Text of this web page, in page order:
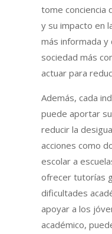
tome conciencia
y su impacto en
más informada y
sociedad más
actuar para
Además, cada
puede aportar
reducir la
acciones como
escolar a
ofrecer tutorías
dificultades
apoyar a los
académico,